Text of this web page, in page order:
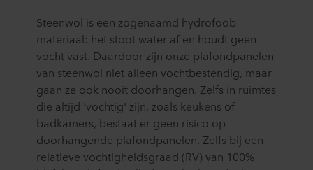
Steenwol is een zogenaamd hydrofoob
materiaal: het stoot water af en houdt geen
vocht vast. Daardoor zijn onze plafondpanelen
van steenwol niet alleen vochtbestendig, maar
gaan ze ook nooit doorhangen. Zelfs in ruimtes
die altijd 'vochtig' zijn, zoals keukens of
badkamers, bestaat er geen risico op
doorhangende plafondpanelen. Zelfs bij een
relatieve vochtigheidsgraad (RV) van 100%